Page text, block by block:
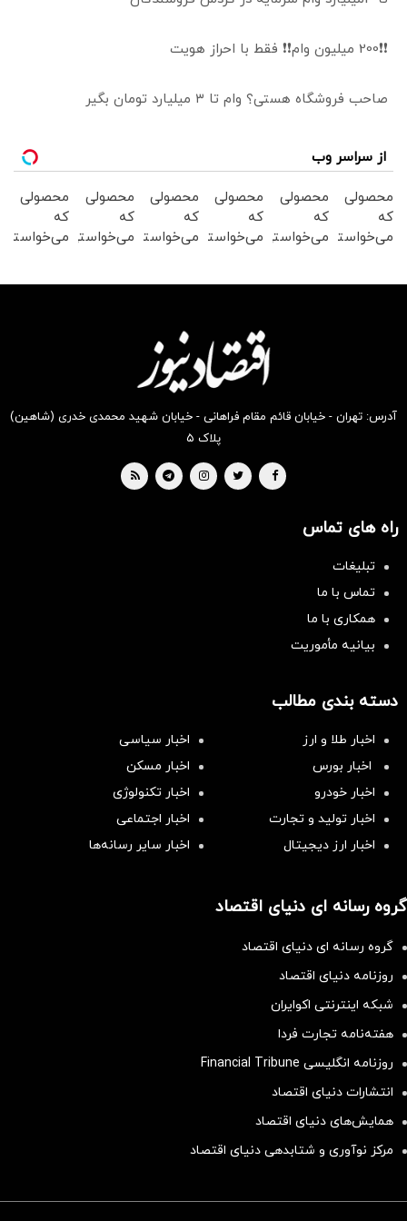
❗❗200 میلیون وام❗❗ فقط با احراز هویت
صاحب فروشگاه هستی؟ وام تا ۳ میلیارد تومان بگیر
از سراسر وب
محصولی
که
می‌خواستی
محصولی
که
می‌خواستی
محصولی
که
می‌خواستی
بخر !
محصولی
که
می‌خواستی
بخر !
محصولی
که
می‌خواستی
محصولی
که
می‌خواستی
آدرس: تهران - خیابان قائم مقام فراهانی - خیابان شهید محمدی خدری (شاهین)
پلاک ۵
راه های تماس
تبلیغات
تماس با ما
همکاری با ما
بیانیه مأموریت
دسته بندی مطالب
اخبار طلا و ارز
اخبار سیاسی
اخبار بورس
اخبار مسکن
اخبار خودرو
اخبار تکنولوژی
اخبار تولید و تجارت
اخبار اجتماعی
اخبار ارز دیجیتال
اخبار سایر رسانه‌‌ها
گروه رسانه ای دنیای اقتصاد
گروه رسانه ای دنیای اقتصاد
روزنامه دنیای اقتصاد
شبکه اینترنتی اکوایران
هفته‌نامه تجارت فردا
روزنامه انگلیسی Financial Tribune
انتشارات دنیای اقتصاد
همایش‌های دنیای اقتصاد
مرکز نوآوری و شتابدهی دنیای اقتصاد